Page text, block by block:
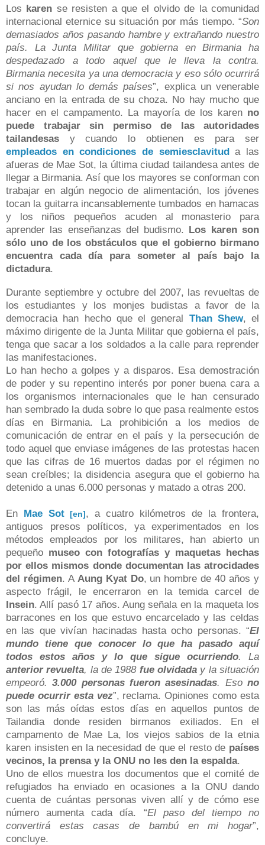
Los karen se resisten a que el olvido de la comunidad
internacional eternice su situación por más tiempo. “Son
demasiados años pasando hambre y extrañando nuestro
país. La Junta Militar que gobierna en Birmania ha
despedazado a todo aquel que le lleva la contra.
Birmania necesita ya una democracia y eso sólo ocurrirá
si nos ayudan lo demás países”, explica un venerable
anciano en la entrada de su choza. No hay mucho que
hacer en el campamento. La mayoría de los karen no
puede trabajar sin permiso de las autoridades
tailandesas y cuando lo obtienen es para ser
empleados en condiciones de semiesclavituda las
afueras de Mae Sot, la última ciudad tailandesa antes de
llegar a Birmania. Así que los mayores se conforman con
trabajar en algún negocio de alimentación, los jóvenes
tocan la guitarra incansablemente tumbados en hamacas
y los niños pequeños acuden al monasterio para
aprender las enseñanzas del budismo. Los karen son
sólo uno de los obstáculos que el gobierno birmano
encuentra cada día para someter al país bajo la
dictadura.
Durante septiembre y octubre del 2007, las revueltas de
los estudiantes y los monjes budistas a favor de la
democracia han hecho que el general Than Shew, el
máximo dirigente de la Junta Militar que gobierna el país,
tenga que sacar a los soldados a la calle para reprender
las manifestaciones.
Lo han hecho a golpes y a disparos. Esa demostración
de poder y su repentino interés por poner buena cara a
los organismos internacionales que le han censurado
han sembrado la duda sobre lo que pasa realmente estos
días en Birmania. La prohibición a los medios de
comunicación de entrar en el país y la persecución de
todo aquel que enviase imágenes de las protestas hacen
que las cifras de 16 muertos dadas por el régimen no
sean creíbles; la disidencia asegura que el gobierno ha
detenido a unas 6.000 personas y matado a otras 200.
En Mae Sot [en], a cuatro kilómetros de la frontera,
antiguos presos políticos, ya experimentados en los
métodos empleados por los militares, han abierto un
pequeño museo con fotografías y maquetas hechas
por ellos mismos donde documentan las atrocidades
del régimen. A Aung Kyat Do, un hombre de 40 años y
aspecto frágil, le encerraron en la temida carcel de
Insein. Allí pasó 17 años. Aung señala en la maqueta los
barracones en los que estuvo encarcelado y las celdas
en las que vivían hacinadas hasta ocho personas. “El
mundo tiene que conocer lo que ha pasado aquí
todos estos años y lo que sigue ocurriendo. La
anterior revuelta, la de 1988 fue olvidada y la situación
empeoró.3.000 personas fueron asesinadas. Esono
puede ocurrir esta vez”, reclama. Opiniones como esta
son las más oídas estos días en aquellos puntos de
Tailandia donde residen birmanos exiliados. En el
campamento de Mae La, los viejos sabios de la etnia
karen insisten en la necesidad de que el resto de países
vecinos, la prensa y la ONU no les den la espalda.
Uno de ellos muestra los documentos que el comité de
refugiados ha enviado en ocasiones a la ONU dando
cuenta de cuántas personas viven allí y de cómo ese
número aumenta cada día. “El paso del tiempo no
convertirá estas casas de bambú en mi hogar”,
concluye.